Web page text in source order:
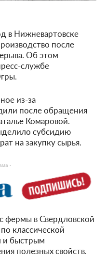
в Нижневартовске
после
Об этом
службе
из-за
после обращения
Комаровой.
субсидию
на закупку сырья.
-
фермы в Свердловской
классической
и быстрым
полезных свойств.